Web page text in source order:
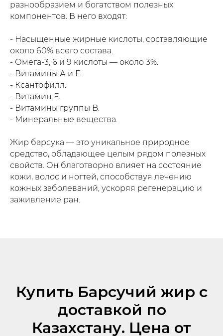
разнообразием и богатством полезных
компонентов. В него входят:
- Насыщенные жирные кислоты, составляющие
около 60% всего состава.
- Омега-3, 6 и 9 кислоты — около 3%.
- Витамины А и Е.
- Ксантофилл.
- Витамин F.
- Витамины группы B.
- Минеральные вещества.
Жир барсука — это уникальное природное
средство, обладающее целым рядом полезных
свойств. Он благотворно влияет на состояние
кожи, волос и ногтей, способствуя лечению
кожных заболеваний, ускоряя регенерацию и
заживление ран.
Купить Барсучий жир с
доставкой по
Казахстану. Цена от